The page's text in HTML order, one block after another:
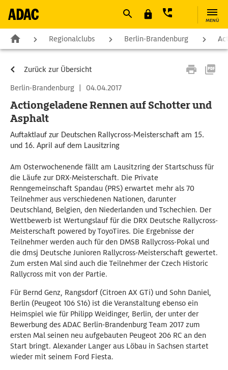
MENÜ
Regionalclubs Berlin-Brandenburg
Zurück zur Übersicht
Berlin-Brandenburg | 04.04.2017
Actiongeladene Rennen auf Schotter und
Asphalt
Auftaktlauf zur Deutschen Rallycross-Meisterschaft am 15.
und 16. April auf dem Lausitzring
Am Osterwochenende fällt am Lausitzring der Startschuss für
die Läufe zur DRX-Meisterschaft. Die Private
Renngemeinschaft Spandau (PRS) erwartet mehr als 70
Teilnehmer aus verschiedenen Nationen, darunter
Deutschland, Belgien, den Niederlanden und Tschechien. Der
Wettbewerb ist Wertungslauf für die DRX Deutsche Rallycross-
Meisterschaft powered by ToyoTires. Die Ergebnisse der
Teilnehmer werden auch für den DMSB Rallycross-Pokal und
die dmsj Deutsche Junioren Rallycross-Meisterschaft gewertet.
Zum ersten Mal sind auch die Teilnehmer der Czech Historic
Rallycross mit von der Partie.
Für Bernd Genz, Rangsdorf (Citroen AX GTi) und Sohn Daniel,
Berlin (Peugeot 106 S16) ist die Veranstaltung ebenso ein
Heimspiel wie für Philipp Weidinger, Berlin, der unter der
Bewerbung des ADAC Berlin-Brandenburg Team 2017 zum
ersten Mal seinen neu aufgebauten Peugeot 206 RC an den
Start bringt. Alexander Langer aus Löbau in Sachsen startet
wieder mit seinem Ford Fiesta.